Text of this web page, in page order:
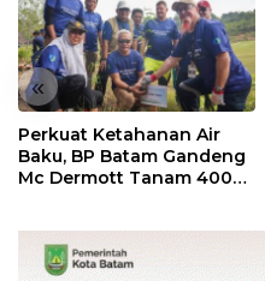
«
Perkuat Ketahanan Air
Baku, BP Batam Gandeng
Mc Dermott Tanam 400